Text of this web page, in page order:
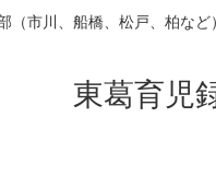
（市川、船橋、松戸、柏な
東葛育児